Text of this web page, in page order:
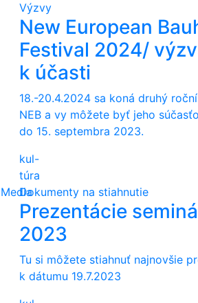
Výzvy
New European
Festival 2024/
k účasti
18.-20.4.2024 sa koná druhý
NEB a vy môžete byť jeho
do 15. septembra 2023.
kul-
túra
MediaDokumenty na stiahnutie
Prezentácie
2023
Tu si môžete stiahnuť najnovšie
k dátumu 19.7.2023